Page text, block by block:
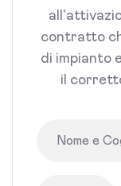
contratto
di impianto
il